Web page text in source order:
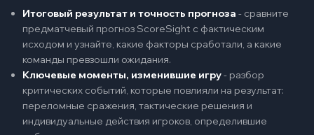
Итоговый результат и точность прогноза - сравните
предматчевый прогноз ScoreSight с фактическим
исходом и узнайте, какие факторы сработали, а какие
команды превзошли ожидания.
Ключевые моменты, изменившие игру- разбор
критических событий, которые повлияли на результат:
переломные сражения, тактические решения и
индивидуальные действия игроков, определившие